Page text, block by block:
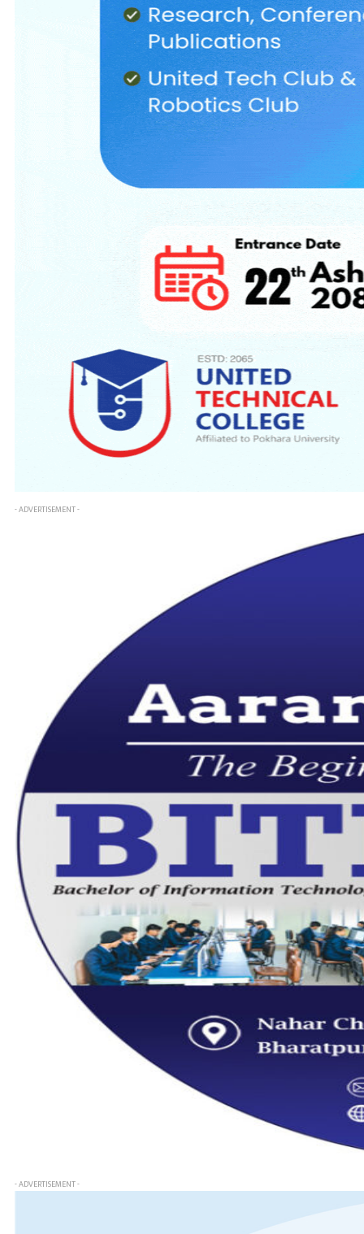
- ADVERTISEMENT -
- ADVERTISEMENT -